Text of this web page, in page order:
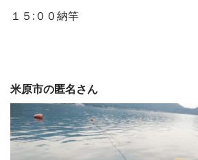
１５:００納竿
米原市の匿名さん